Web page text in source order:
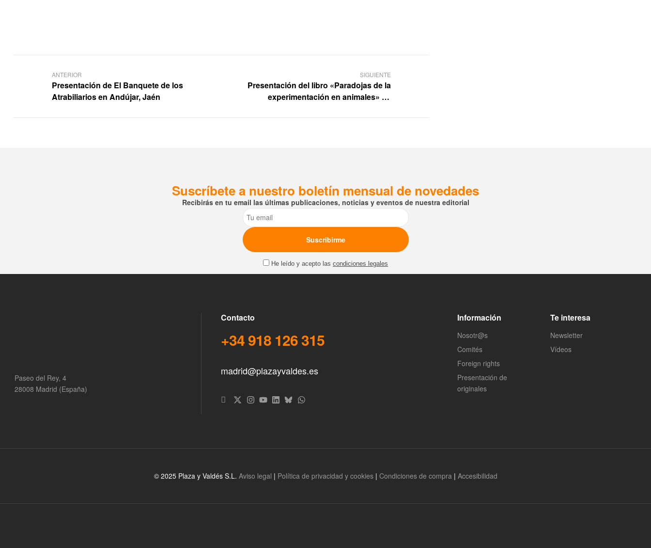
ANTERIOR
Presentación de El Banquete de los
Atrabiliarios en Andújar, Jaén
SIGUIENTE
Presentación del libro «Paradojas de la
experimentación en animales» en
Suscríbete a nuestro boletín mensual de novedades
Recibirás en tu email las últimas publicaciones, noticias y eventos de nuestra editorial
Email
He leído y acepto las condiciones legales
Paseo del Rey, 4
28008 Madrid (España)
Contacto
+34 918 126 315
madrid@plazayvaldes.es
Información
Nosotr@s
Comités
Foreign rights
Presentación de
originales
Te interesa
Newsletter
Vídeos
© 2025 Plaza y Valdés S.L. Aviso legal | Política de privacidad y cookies| Condiciones de compra| Accesibilidad